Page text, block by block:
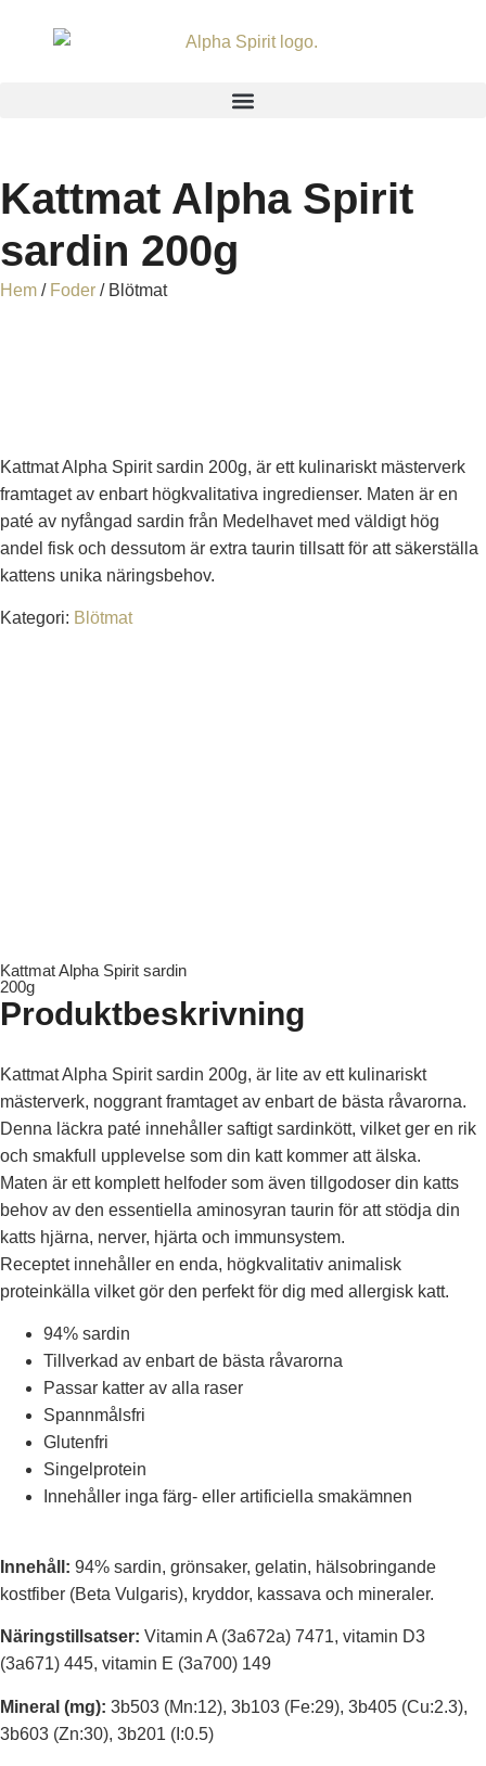
Kattmat Alpha Spirit
sardin 200g
Hem / Foder / Blötmat
Kattmat Alpha Spirit sardin 200g, är ett kulinariskt mästerverk
framtaget av enbart högkvalitativa ingredienser. Maten är en
paté av nyfångad sardin från Medelhavet med väldigt hög
andel fisk och dessutom är extra taurin tillsatt för att säkerställa
kattens unika näringsbehov.
Kategori: Blötmat
Kattmat Alpha Spirit sardin
200g
Produktbeskrivning
Kattmat Alpha Spirit sardin 200g, är lite av ett kulinariskt
mästerverk, noggrant framtaget av enbart de bästa råvarorna.
Denna läckra paté innehåller saftigt sardinkött, vilket ger en rik
och smakfull upplevelse som din katt kommer att älska.
Maten är ett komplett helfoder som även tillgodoser din katts
behov av den essentiella aminosyran taurin för att stödja din
katts hjärna, nerver, hjärta och immunsystem.
Receptet innehåller en enda, högkvalitativ animalisk
proteinkälla vilket gör den perfekt för dig med allergisk katt.
94% sardin
Tillverkad av enbart de bästa råvarorna
Passar katter av alla raser
Spannmålsfri
Glutenfri
Singelprotein
Innehåller inga färg- eller artificiella smakämnen
Innehåll: 94% sardin, grönsaker, gelatin, hälsobringande
kostfiber (Beta Vulgaris), kryddor, kassava och mineraler.
Näringstillsatser: Vitamin A (3a672a) 7471, vitamin D3
(3a671) 445, vitamin E (3a700) 149
Mineral (mg): 3b503 (Mn:12), 3b103 (Fe:29), 3b405 (Cu:2.3),
3b603 (Zn:30), 3b201 (I:0.5)